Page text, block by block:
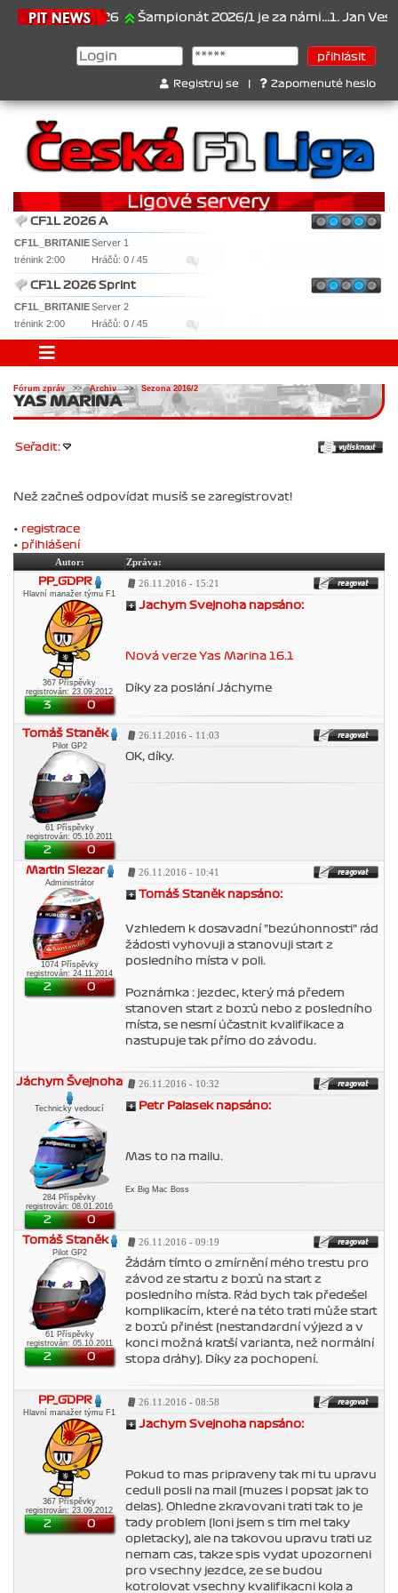
21.6.2026 Šampionát 2026/1 je za námi...1. Jan Veselý
Registruj se Zapomenuté heslo
CF1L 2026 A
CF1L_BRITANIEServer 1
trénink 2:00
Hráčů: 0 / 45
CF1L 2026 Sprint
CF1L_BRITANIEServer 2
trénink 2:00
Hráčů: 0 / 45
Fórum zpráv >>Archiv>> Sezona 2016/2
YAS MARINA
Seřadit:
Než začneš odpovídat musíš se zaregistrovat!
• registrace
• přihlášení
Autor:
Zpráva:
PP_GDPR
Hlavní manažer týmu F1
367 Příspěvky
registrován: 23.09.2012
3 0
26.11.2016 - 15:21
Jachym Svejnoha napsáno:
Nová verze Yas Marina 16.1
Díky za poslání Jáchyme
Tomáš Staněk
Pilot GP2
61 Příspěvky
registrován: 05.10.2011
2 0
26.11.2016 - 11:03
OK, díky.
Martin Slezar
Administrátor
1074 Příspěvky
registrován: 24.11.2014
2 0
26.11.2016 - 10:41
Tomáš Staněk napsáno:
Vzhledem k dosavadní "bezúhonnosti" rád
žádosti vyhovuji a stanovuji start z
posledního místa v poli.
Poznámka : jezdec, který má předem
stanoven start z boxů nebo z posledního
místa, se nesmí účastnit kvalifikace a
nastupuje tak přímo do závodu.
Jáchym Švejnoha
Technický vedoucí
284 Příspěvky
registrován: 08.01.2016
2 0
26.11.2016 - 10:32
Petr Palasek napsáno:
Mas to na mailu.
Ex Big Mac Boss
Tomáš Staněk
Pilot GP2
61 Příspěvky
registrován: 05.10.2011
2 0
26.11.2016 - 09:19
Žádám tímto o zmírnění mého trestu pro
závod ze startu z boxů na start z
posledního místa. Rád bych tak předešel
komplikacím, které na této trati může start
z boxů přinést (nestandardní výjezd a v
konci možná kratší varianta, než normální
stopa dráhy). Díky za pochopení.
PP_GDPR
Hlavní manažer týmu F1
367 Příspěvky
registrován: 23.09.2012
2 0
26.11.2016 - 08:58
Jachym Svejnoha napsáno:
Pokud to mas pripraveny tak mi tu upravu
ceduli posli na mail (muzes i popsat jak to
delas). Ohledne zkravovani trati tak to je
tady problem (loni jsem s tim mel taky
opletacky), ale na takovou upravu trati uz
nemam cas, takze spis vydat upozorneni
pro vsechny jezdce, ze se budou
kotrolovat vsechny kvalifikacni kola a